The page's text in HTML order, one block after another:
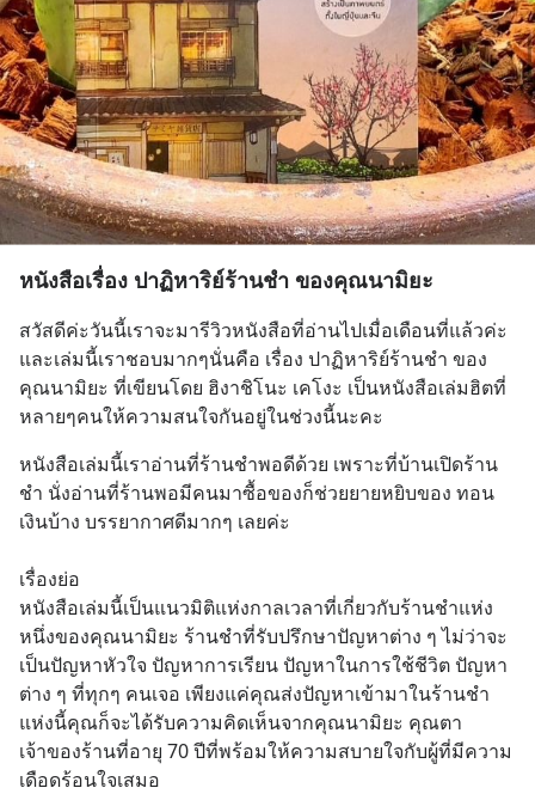
หนังสือเรื่อง ปาฏิหาริย์ร้านชำ ของคุณนามิยะ
สวัสดีค่ะวันนี้เราจะมารีวิวหนังสือที่อ่านไปเมื่อเดือนที่แล้วค่ะ
และเล่มนี้เราชอบมากๆนั่นคือ เรื่อง ปาฏิหาริย์ร้านชำ ของ
คุณนามิยะ ที่เขียนโดย ฮิงาชิโนะ เคโงะ เป็นหนังสือเล่มฮิตที่
หลายๆคนให้ความสนใจกันอยู่ในช่วงนี้นะคะ
หนังสือเล่มนี้เราอ่านที่ร้านชำพอดีด้วย เพราะที่บ้านเปิดร้าน
ชำ นั่งอ่านที่ร้านพอมีคนมาซื้อของก็ช่วยยายหยิบของ ทอน
เงินบ้าง บรรยากาศดีมากๆ เลยค่ะ
เรื่องย่อ
หนังสือเล่มนี้เป็นแนวมิติแห่งกาลเวลาที่เกี่ยวกับร้านชำแห่ง
หนึ่งของคุณนามิยะ ร้านชำที่รับปรึกษาปัญหาต่าง ๆ ไม่ว่าจะ
เป็นปัญหาหัวใจ ปัญหาการเรียน ปัญหาในการใช้ชีวิต ปัญหา
ต่าง ๆ ที่ทุกๆ คนเจอ เพียงแค่คุณส่งปัญหาเข้ามาในร้านชำ
แห่งนี้คุณก็จะได้รับความคิดเห็นจากคุณนามิยะ คุณตา
เจ้าของร้านที่อายุ 70 ปีที่พร้อมให้ความสบายใจกับผู้ที่มีความ
เดือดร้อนใจเสมอ